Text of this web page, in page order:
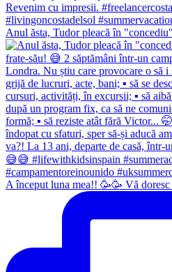
Anul ăsta, Tudor pleacă în
A început luna mea!! 🥳🥳 Vă doresc